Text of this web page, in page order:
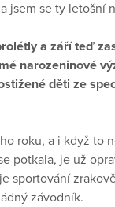
jsem se ty letošní
a září teď
narozeninové
děti ze
roku, a i když to
potkala, je už
sportování
závodník.